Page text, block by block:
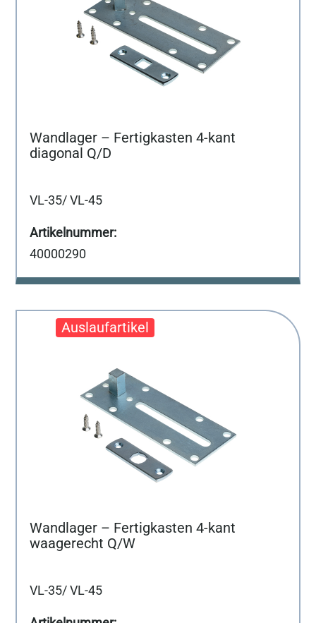
Wandlager – Fertigkasten 4-kant
diagonal Q/D
VL-35/ VL-45
40000290
Wandlager – Fertigkasten 4-kant
waagerecht Q/W
VL-35/ VL-45